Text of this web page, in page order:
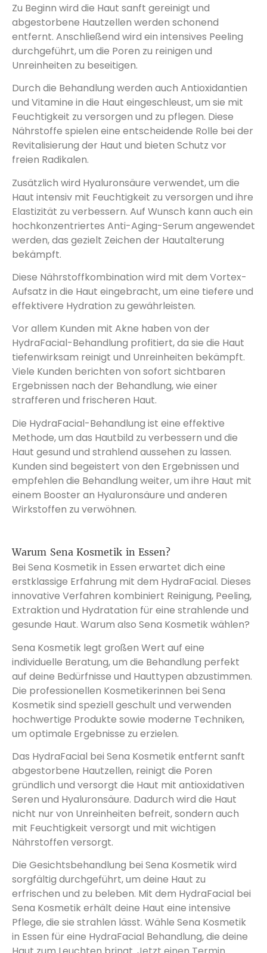
Zu Beginn wird die Haut sanft gereinigt und
abgestorbene Hautzellen werden schonend
entfernt. Anschließend wird ein intensives Peeling
durchgeführt, um die Poren zu reinigen und
Unreinheiten zu beseitigen.
Durch die Behandlung werden auch Antioxidantien
und Vitamine in die Haut eingeschleust, um sie mit
Feuchtigkeit zu versorgen und zu pflegen. Diese
Nährstoffe spielen eine entscheidende Rolle bei der
Revitalisierung der Haut und bieten Schutz vor
freien Radikalen.
Zusätzlich wird Hyaluronsäure verwendet, um die
Haut intensiv mit Feuchtigkeit zu versorgen und ihre
Elastizität zu verbessern. Auf Wunsch kann auch ein
hochkonzentriertes Anti-Aging-Serum angewendet
werden, das gezielt Zeichen der Hautalterung
bekämpft.
Diese Nährstoffkombination wird mit dem Vortex-
Aufsatz in die Haut eingebracht, um eine tiefere und
effektivere Hydration zu gewährleisten.
Vor allem Kunden mit Akne haben von der
HydraFacial-Behandlung profitiert, da sie die Haut
tiefenwirksam reinigt und Unreinheiten bekämpft.
Viele Kunden berichten von sofort sichtbaren
Ergebnissen nach der Behandlung, wie einer
strafferen und frischeren Haut.
Die HydraFacial-Behandlung ist eine effektive
Methode, um das Hautbild zu verbessern und die
Haut gesund und strahlend aussehen zu lassen.
Kunden sind begeistert von den Ergebnissen und
empfehlen die Behandlung weiter, um ihre Haut mit
einem Booster an Hyaluronsäure und anderen
Wirkstoffen zu verwöhnen.
Warum Sena Kosmetik in Essen?
Bei Sena Kosmetik in Essen erwartet dich eine
erstklassige Erfahrung mit dem HydraFacial. Dieses
innovative Verfahren kombiniert Reinigung, Peeling,
Extraktion und Hydratation für eine strahlende und
gesunde Haut. Warum also Sena Kosmetik wählen?
Sena Kosmetik legt großen Wert auf eine
individuelle Beratung, um die Behandlung perfekt
auf deine Bedürfnisse und Hauttypen abzustimmen.
Die professionellen Kosmetikerinnen bei Sena
Kosmetik sind speziell geschult und verwenden
hochwertige Produkte sowie moderne Techniken,
um optimale Ergebnisse zu erzielen.
Das HydraFacial bei Sena Kosmetik entfernt sanft
abgestorbene Hautzellen, reinigt die Poren
gründlich und versorgt die Haut mit antioxidativen
Seren und Hyaluronsäure. Dadurch wird die Haut
nicht nur von Unreinheiten befreit, sondern auch
mit Feuchtigkeit versorgt und mit wichtigen
Nährstoffen versorgt.
Die Gesichtsbehandlung bei Sena Kosmetik wird
sorgfältig durchgeführt, um deine Haut zu
erfrischen und zu beleben. Mit dem HydraFacial bei
Sena Kosmetik erhält deine Haut eine intensive
Pflege, die sie strahlen lässt. Wähle Sena Kosmetik
in Essen für eine HydraFacial Behandlung, die deine